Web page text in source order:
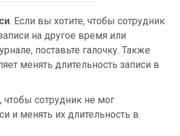
. Если вы хотите, чтобы сотрудник
на другое время или
поставьте галочку. Также
менять длительность записи в
чтобы сотрудник не мог
и менять их длительность в